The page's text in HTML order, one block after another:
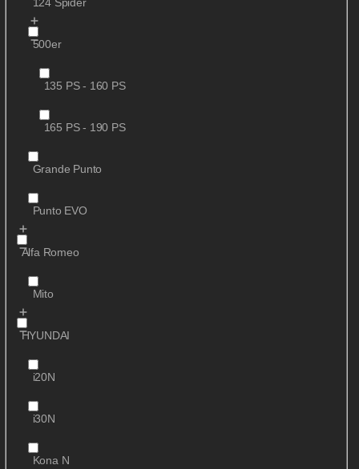
124 Spider
500er
135 PS - 160 PS
165 PS - 190 PS
Grande Punto
Punto EVO
Alfa Romeo
Mito
HYUNDAI
i20N
i30N
Kona N